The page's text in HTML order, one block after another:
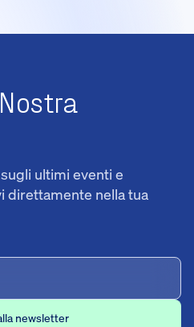
ultimi eventi e
direttamente nella tua